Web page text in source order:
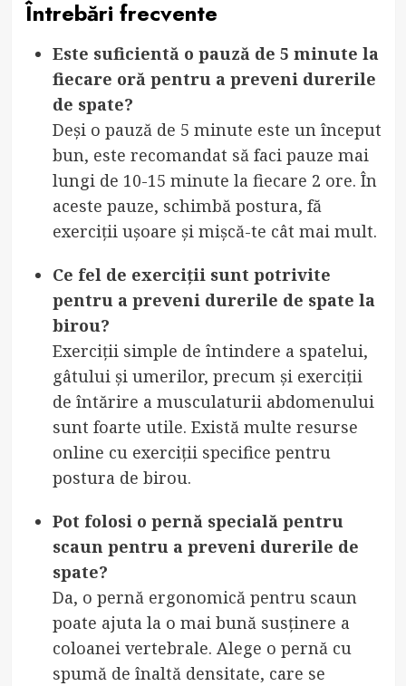
Întrebări frecvente
Este suficientă o pauză de 5 minute la
fiecare oră pentru a preveni durerile
de spate?
Deși o pauză de 5 minute este un început
bun, este recomandat să faci pauze mai
lungi de 10-15 minute la fiecare 2 ore. În
aceste pauze, schimbă postura, fă
exerciții ușoare și mișcă-te cât mai mult.
Ce fel de exerciții sunt potrivite
pentru a preveni durerile de spate la
birou?
Exerciții simple de întindere a spatelui,
gâtului și umerilor, precum și exerciții
de întărire a musculaturii abdomenului
sunt foarte utile. Există multe resurse
online cu exerciții specifice pentru
postura de birou.
Pot folosi o pernă specială pentru
scaun pentru a preveni durerile de
spate?
Da, o pernă ergonomică pentru scaun
poate ajuta la o mai bună susținere a
coloanei vertebrale. Alege o pernă cu
spumă de înaltă densitate, care se